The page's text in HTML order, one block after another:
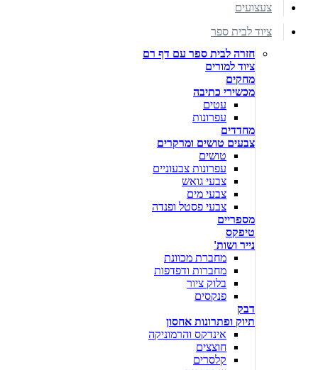
צעצועים
ציוד לבית ספר
חזרה לבית ספר עם דף רם
ציוד למורים
מחקים
מכשירי כתיבה
עטים
עפרונות
מחדדים
צבעים טושים ומרקרים
טושים
עפרונות צבעוניים
צבעי גואש
צבעי מים
צבעי פסטל ופנדה
מספריים
טיפקס
נייר ושות'
מחברת מכוונת
מחברות ודפדפות
בלוק ציור
פנקסים
דבק
תיוק ופתרונות אחסון
אינדקס והרמוניקה
חוצצים
קלסרים